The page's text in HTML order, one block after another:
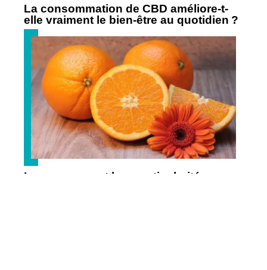
La consommation de CBD améliore-t-
elle vraiment le bien-être au quotidien ?
Les agrumes et leur particularité